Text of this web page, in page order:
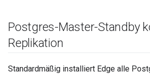
Postgres-Master-Standby
Replikation
Standardmäßig installiert Edge alle